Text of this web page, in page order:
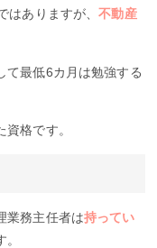
はありますが、不動産
て最低6カ月は勉強する
格です。
業務主任者は持ってい
。